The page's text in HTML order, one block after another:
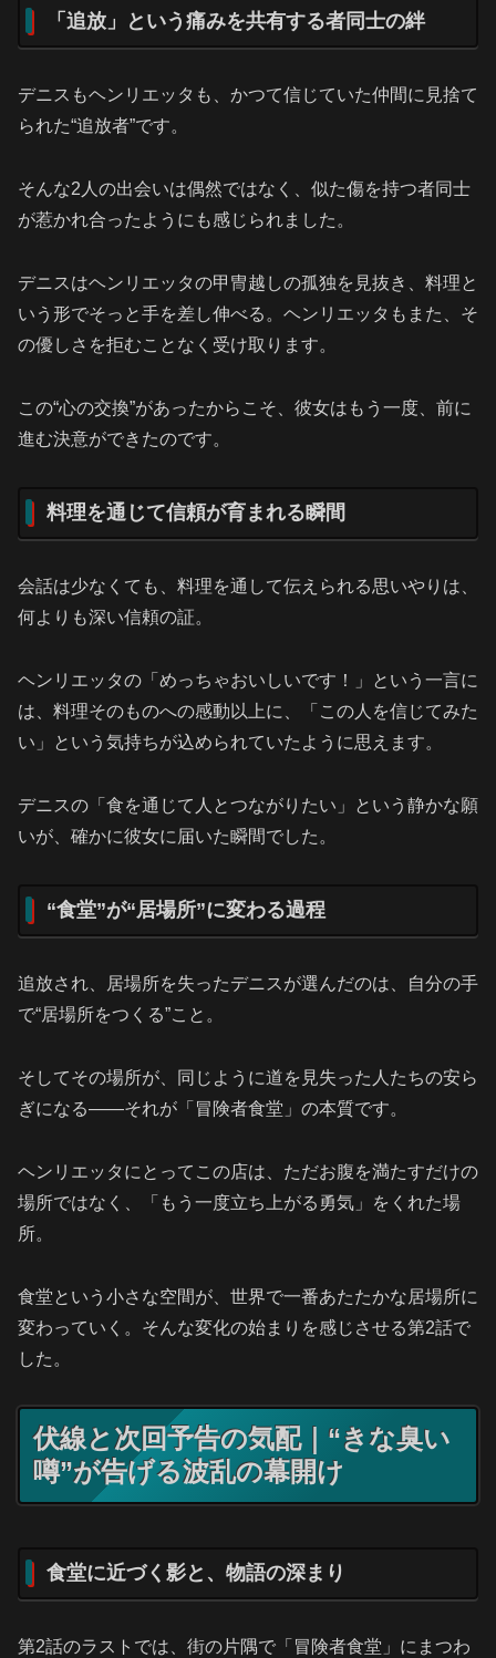
「追放」という痛みを共有する者同士の絆
デニスもヘンリエッタも、かつて信じていた仲間に見捨て
られた“追放者”です。
そんな2人の出会いは偶然ではなく、似た傷を持つ者同士
が惹かれ合ったようにも感じられました。
デニスはヘンリエッタの甲冑越しの孤独を見抜き、料理と
いう形でそっと手を差し伸べる。ヘンリエッタもまた、そ
の優しさを拒むことなく受け取ります。
この“心の交換”があったからこそ、彼女はもう一度、前に
進む決意ができたのです。
料理を通じて信頼が育まれる瞬間
会話は少なくても、料理を通して伝えられる思いやりは、
何よりも深い信頼の証。
ヘンリエッタの「めっちゃおいしいです！」という一言に
は、料理そのものへの感動以上に、「この人を信じてみた
い」という気持ちが込められていたように思えます。
デニスの「食を通じて人とつながりたい」という静かな願
いが、確かに彼女に届いた瞬間でした。
“食堂”が“居場所”に変わる過程
追放され、居場所を失ったデニスが選んだのは、自分の手
で“居場所をつくる”こと。
そしてその場所が、同じように道を見失った人たちの安ら
ぎになる――それが「冒険者食堂」の本質です。
ヘンリエッタにとってこの店は、ただお腹を満たすだけの
場所ではなく、「もう一度立ち上がる勇気」をくれた場
所。
食堂という小さな空間が、世界で一番あたたかな居場所に
変わっていく。そんな変化の始まりを感じさせる第2話で
した。
伏線と次回予告の気配｜“きな臭い
噂”が告げる波乱の幕開け
食堂に近づく影と、物語の深まり
第2話のラストでは、街の片隅で「冒険者食堂」にまつわ